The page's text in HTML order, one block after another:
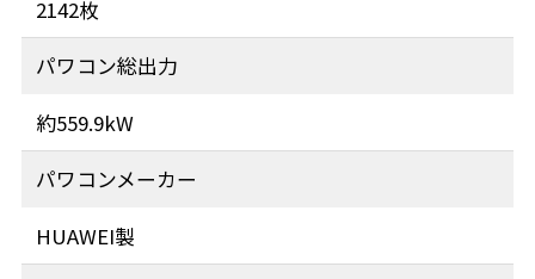
2142枚
パワコン総出力
約559.9kW
パワコンメーカー
HUAWEI製